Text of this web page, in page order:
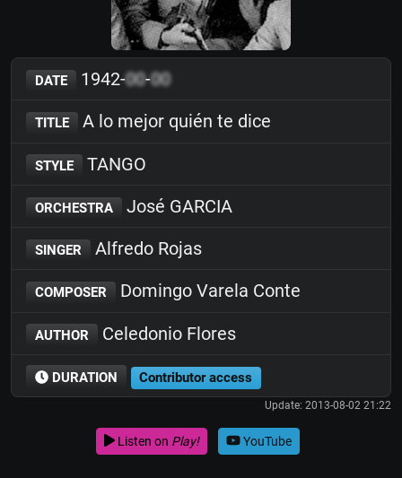
DATE 1942-00-00
TITLE A lo mejor quién te dice
STYLE TANGO
ORCHESTRA José GARCIA
SINGER Alfredo Rojas
COMPOSER Domingo Varela Conte
AUTHOR Celedonio Flores
DURATION Contributor access
Update: 2013-08-02 21:22
Listen on Play! YouTube